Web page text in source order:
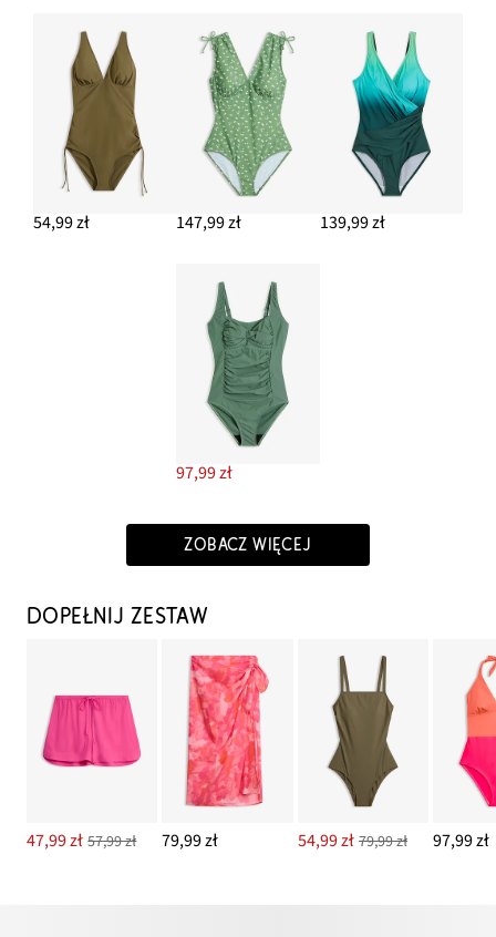
54,99 zł 147,99 zł 139,99 zł
97,99 zł
ZOBACZ WIĘCEJ
DOPEŁNIJ ZESTAW
47,99 zł 57,99 zł 79,99 zł 54,99 zł 79,99 zł 97,99 zł